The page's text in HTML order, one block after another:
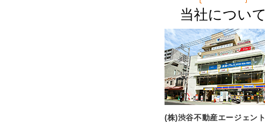
当社について
(株)渋谷不動産エージェント